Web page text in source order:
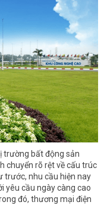
trường bất động sản
chuyển rõ rệt về cấu trúc
trước, nhu cầu hiện nay
yêu cầu ngày càng cao
đó, thương mại điện